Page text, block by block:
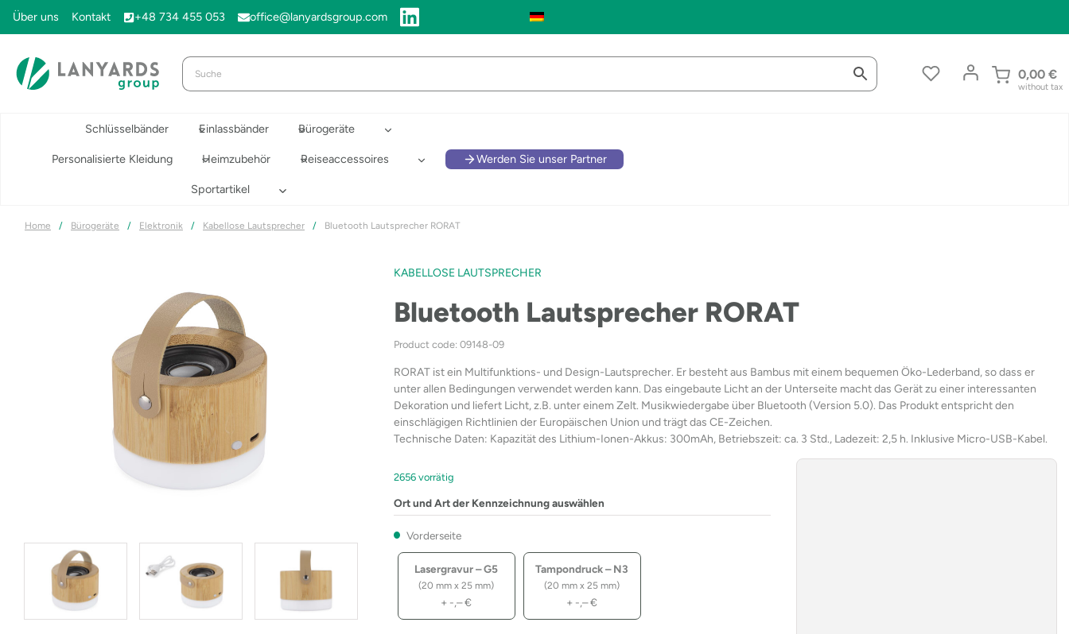
Zum
Inhalt
Über uns Kontakt +48 734 455 053 office@lanyardsgroup.com
0,00 €
without tax
Schlüsselbänder Einlassbänder Bürogeräte
Personalisierte Kleidung Heimzubehör Reiseaccessoires
Sportartikel
Werden Sie unser Partner
Home / Bürogeräte / Elektronik / Kabellose Lautsprecher / Bluetooth Lautsprecher RORAT
KABELLOSE LAUTSPRECHER
Bluetooth Lautsprecher RORAT
Product code: 09148-09
RORAT ist ein Multifunktions- und Design-Lautsprecher. Er besteht aus Bambus mit einem bequemen Öko-Lederband, so dass er
unter allen Bedingungen verwendet werden kann. Das eingebaute Licht an der Unterseite macht das Gerät zu einer interessanten
Dekoration und liefert Licht, z.B. unter einem Zelt. Musikwiedergabe über Bluetooth (Version 5.0). Das Produkt entspricht den
einschlägigen Richtlinien der Europäischen Union und trägt das CE-Zeichen.
Technische Daten: Kapazität des Lithium-Ionen-Akkus: 300mAh, Betriebszeit: ca. 3 Std., Ladezeit: 2,5 h. Inklusive Micro-USB-Kabel.
2656 vorrätig
Ort und Art der Kennzeichnung auswählen
Vorderseite
Lasergravur – G5
(20 mm x 25 mm)
+ -,–€
Tampondruck – N3
(20 mm x 25 mm)
+ -,–€